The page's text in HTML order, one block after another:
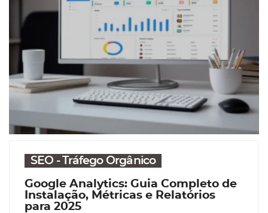
SEO - Tráfego Orgânico
Google Analytics: Guia Completo de
Instalação, Métricas e Relatórios
para 2025